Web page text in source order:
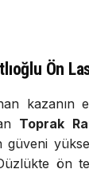
Ön
Toprak
güveni
ön